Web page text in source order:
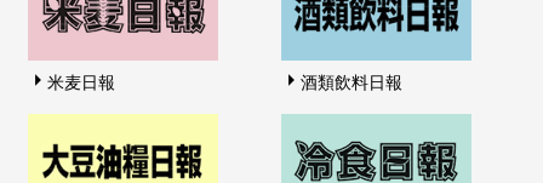
米麦日報 酒類飲料日報